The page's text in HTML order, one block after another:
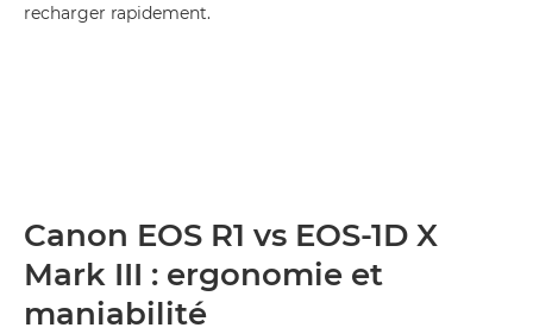
recharger rapidement.
Canon EOS R1 vs EOS-1D X
Mark III : ergonomie et
maniabilité